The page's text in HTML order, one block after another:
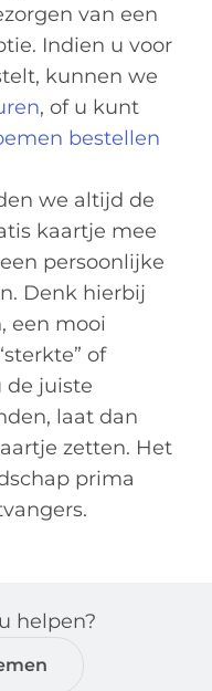
van een
Indien u voor
kunnen we
, of u kunt
bestellen
we altijd de
kaartje mee
persoonlijke
Denk hierbij
een mooi
of
de juiste
laat dan
zetten. Het
prima
helpen?